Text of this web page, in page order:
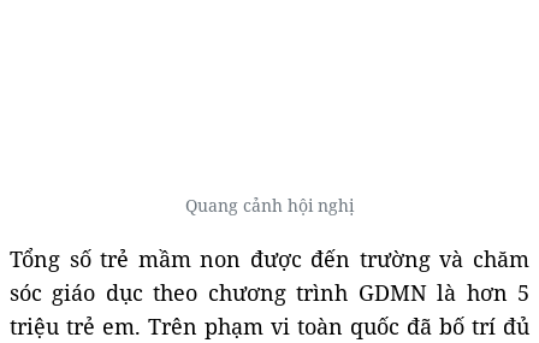
Quang cảnh hội nghị
Tổng số trẻ mầm non được đến trường và chăm
sóc giáo dục theo chương trình GDMN là hơn 5
triệu trẻ em. Trên phạm vi toàn quốc đã bố trí đủ